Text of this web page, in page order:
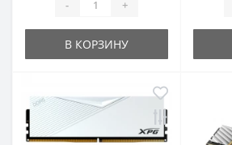
- +
В КОРЗИНУ